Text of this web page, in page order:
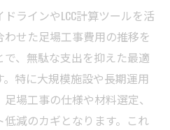
ラインやLCC計算ツールを活
せた足場工事費用の推移を
、無駄な支出を抑えた最適
特に大規模施設や長期運用
場工事の仕様や材料選定、
減のカギとなります。これ